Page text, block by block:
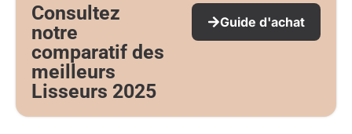
Consultez
notre
comparatif des
meilleurs
Lisseurs 2025
Guide d'achat